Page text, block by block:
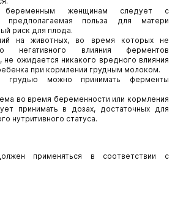
беременным женщинам следует с
предполагаемая польза для матери
риск для плода.
на животных, во время которых не
негативного влияния ферментов
ожидается никакого вредного влияния
при кормлении грудным молоком.
грудью можно принимать ферменты
во время беременности или кормления
принимать в дозах, достаточных для
нутритивного статуса.
применяться в соответствии с